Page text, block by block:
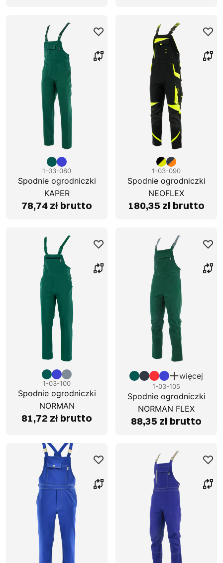
1-03-080
Spodnie ogrodniczki
KAPER
78,74 zł brutto
1-03-090
Spodnie ogrodniczki
NEOFLEX
180,35 zł brutto
1-03-100
Spodnie ogrodniczki
NORMAN
81,72 zł brutto
więcej
1-03-105
Spodnie ogrodniczki
NORMAN FLEX
88,35 zł brutto